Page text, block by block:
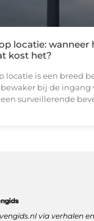
locatie: wanneer
kost het?
locatie is een breed
bij de ingang
surveillerende
via verhalen